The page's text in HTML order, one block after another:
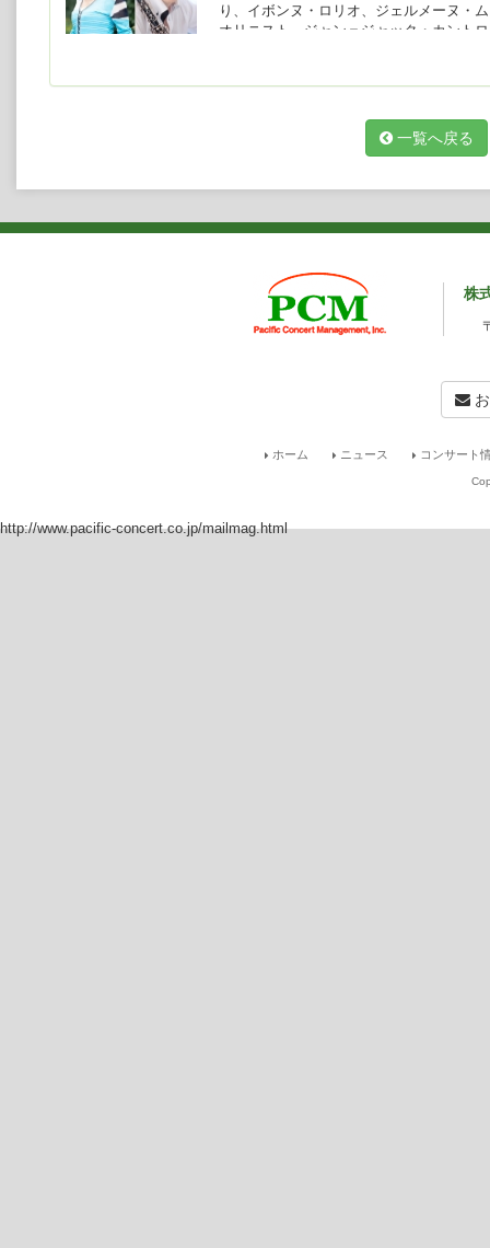
り、イボンヌ・ロリオ、ジェルメーヌ・
オリニスト、ジャン＝ジャック・カント
かな印象を与え、高い評価を確立した。
2005年より、毎年夏に北軽井沢におい
ョット」、日本の歌ばかり27曲を集めた
ための作品集を収録した「イル・コンヴ
内楽奏者として活躍している。
ティモシー・カーター（クラリネット
ケストラのクラリネット奏者として、ア
る。 その中には、京都国際音楽学生フ
ルボロを含む数々の公演も含まれる。卒
クラリネット奏者を務める。在籍中に、
ルハーモニーの演奏者と渋谷オーチャー
様々な日本のオーケストラとゲスト首席
コンクール第2位入賞など数々のコンク
一覧へ戻る
株
ホーム ニュース コンサート
http://www.pacific-concert.co.jp/mailmag.html